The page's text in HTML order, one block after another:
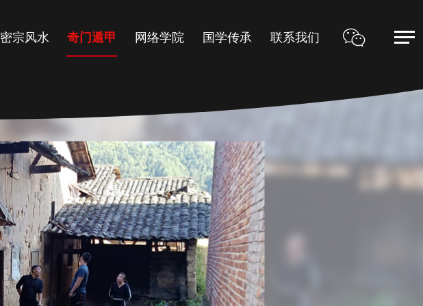
密宗风水 奇门遁甲 网络学院 国学传承 联系我们